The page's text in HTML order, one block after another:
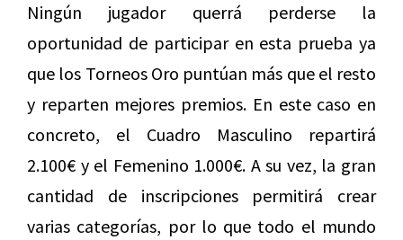
Ningún jugador querrá perderse la
oportunidad de participar en esta prueba ya
que los Torneos Oro puntúan más que el resto
y reparten mejores premios. En este caso en
concreto, el Cuadro Masculino repartirá
2.100€ y el Femenino 1.000€. A su vez, la gran
cantidad de inscripciones permitirá crear
varias categorías, por lo que todo el mundo